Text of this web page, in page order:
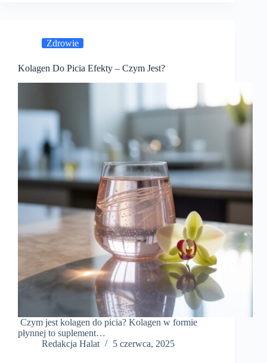
Zdrowie
Kolagen Do Picia Efekty – Czym Jest?
Czym jest kolagen do picia? Kolagen w formie
płynnej to suplement…
Redakcja Halat
5 czerwca, 2025